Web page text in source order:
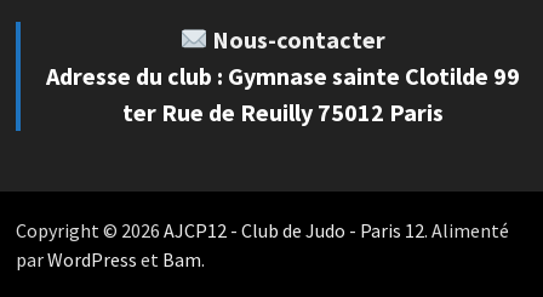
Nous-contacter
Adresse du club : Gymnase sainte Clotilde 99
ter Rue de Reuilly 75012 Paris
Copyright © 2026 AJCP12 - Club de Judo - Paris 12. Alimenté
parWordPress et Bam.